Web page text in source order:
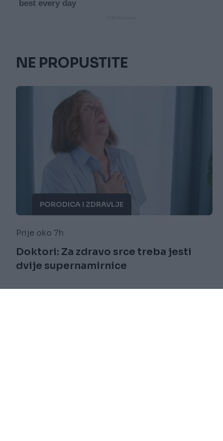
NE PROPUSTITE
PORODICA I ZDRAVLJE
Prije oko 7h
Doktori: Za zdravo srce treba jesti
dvije supernamirnice